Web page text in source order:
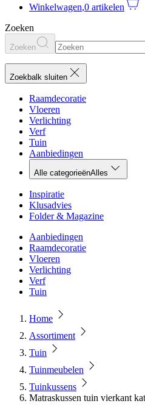
Winkelwagen,0 artikelen
Zoeken
Zoeken
Zoekbalk sluiten
Raamdecoratie
Vloeren
Verlichting
Verf
Tuin
Aanbiedingen
Alle categorieënAlles
Inspiratie
Klusadvies
Folder & Magazine
Aanbiedingen
Raamdecoratie
Vloeren
Verlichting
Verf
Tuin
Home
Assortiment
Tuin
Tuinmeubelen
Tuinkussens
Matraskussen tuin vierkant